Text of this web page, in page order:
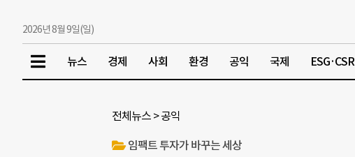
2026년 8월 9일(일)
뉴스 경제 사회 환경 공익 국제 ESG·CSR
전체뉴스 >공익
임팩트 투자가 바꾸는 세상